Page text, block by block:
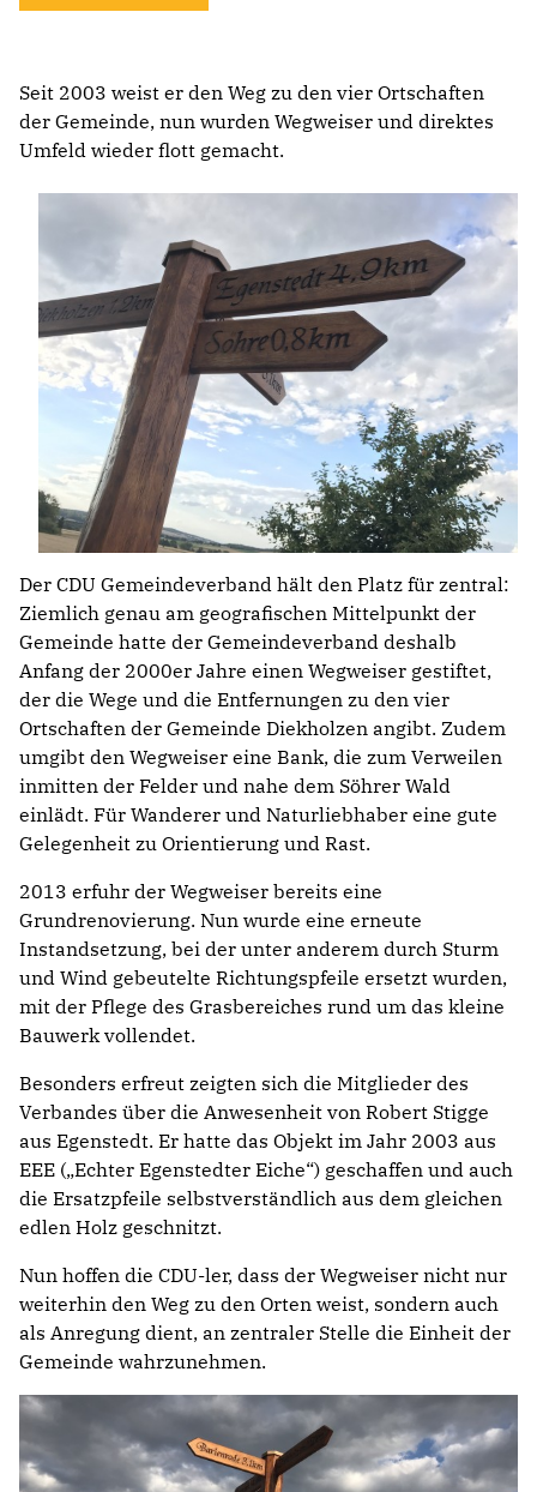
Seit 2003 weist er den Weg zu den vier Ortschaften
der Gemeinde, nun wurden Wegweiser und direktes
Umfeld wieder flott gemacht.
Der CDU Gemeindeverband hält den Platz für zentral:
Ziemlich genau am geografischen Mittelpunkt der
Gemeinde hatte der Gemeindeverband deshalb
Anfang der 2000er Jahre einen Wegweiser gestiftet,
der die Wege und die Entfernungen zu den vier
Ortschaften der Gemeinde Diekholzen angibt. Zudem
umgibt den Wegweiser eine Bank, die zum Verweilen
inmitten der Felder und nahe dem Söhrer Wald
einlädt. Für Wanderer und Naturliebhaber eine gute
Gelegenheit zu Orientierung und Rast.
2013 erfuhr der Wegweiser bereits eine
Grundrenovierung. Nun wurde eine erneute
Instandsetzung, bei der unter anderem durch Sturm
und Wind gebeutelte Richtungspfeile ersetzt wurden,
mit der Pflege des Grasbereiches rund um das kleine
Bauwerk vollendet.
Besonders erfreut zeigten sich die Mitglieder des
Verbandes über die Anwesenheit von Robert Stigge
aus Egenstedt. Er hatte das Objekt im Jahr 2003 aus
EEE („Echter Egenstedter Eiche“) geschaffen und auch
die Ersatzpfeile selbstverständlich aus dem gleichen
edlen Holz geschnitzt.
Nun hoffen die CDU-ler, dass der Wegweiser nicht nur
weiterhin den Weg zu den Orten weist, sondern auch
als Anregung dient, an zentraler Stelle die Einheit der
Gemeinde wahrzunehmen.